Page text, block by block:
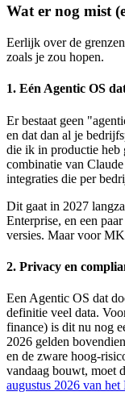
Wat er nog mist
Eerlijk over de
zoals je zou hopen.
1. Eén Agentic OS
Er bestaat geen
en dat dan al je
die ik in productie heb
combinatie van
integraties die per
Dit gaat in 2027
Enterprise, en een
versies. Maar voor
2. Privacy en
Een Agentic OS dat
definitie veel data.
finance) is dit nu nog
2026 gelden
en de zware hoog-
vandaag bouwt, moet
augustus 2026 van